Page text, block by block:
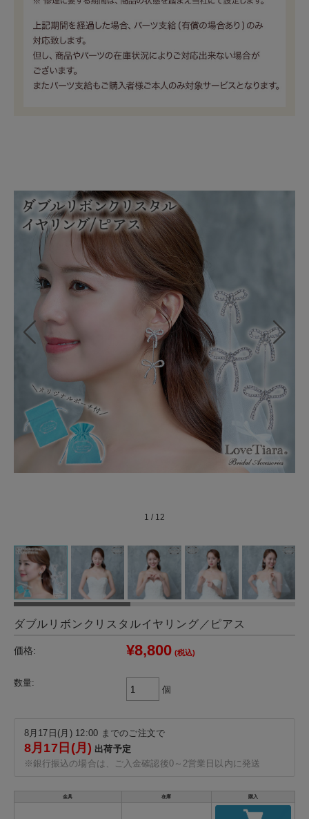
1 / 12
ダブルリボンクリスタルイヤリング／ピアス
価格: ¥8,800 (税込)
数量:
個
8月17日(月) 12:00 までのご注文で
8月17日(月)出荷予定
※銀行振込の場合は、ご入金確認後0～2営業日以内に発送
金具 在庫 購入